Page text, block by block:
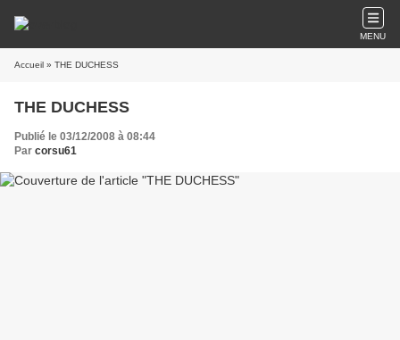
MENU
Accueil » THE DUCHESS
THE DUCHESS
Publié le 03/12/2008 à 08:44
Par corsu61